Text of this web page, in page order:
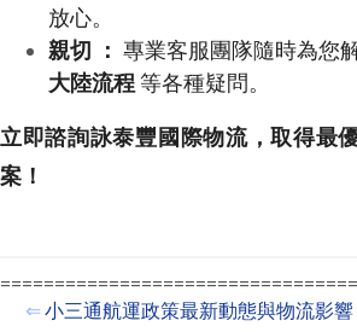
放心。
親切 ： 專業客服團隊隨時為您
大陸流程等各種疑問。
立即諮詢詠泰豐國際物流，取得最
案！
⇐小三通航運政策最新動態與物流影